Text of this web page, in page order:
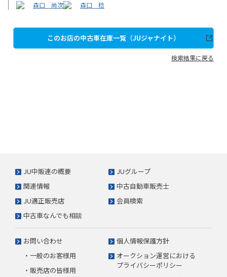
森口 尚次
森口 稔
このお店の中古車在庫一覧（JUジャナイト）
検索結果に戻る
JU中販連の概要
JUグループ
関連情報
中古自動車販売士
JU適正販売店
会員検索
中古車なんでも相談
お問い合わせ
・一般のお客様用
・販売店の皆様用
個人情報保護方針
オークション運営における
プライバシーポリシー